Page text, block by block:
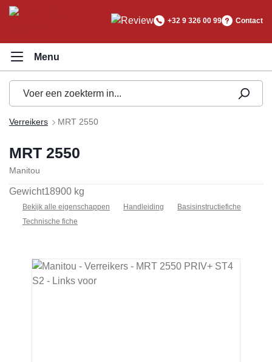
+32 9 326 00 99 Contact
Verreikers MRT 2550
MRT 2550
Manitou
Gewicht18900 kg
Bekijk alle eigenschappen Handleiding
Basisinstructiefiche
Technische fiche
Afbeeldingengalerij overslaan